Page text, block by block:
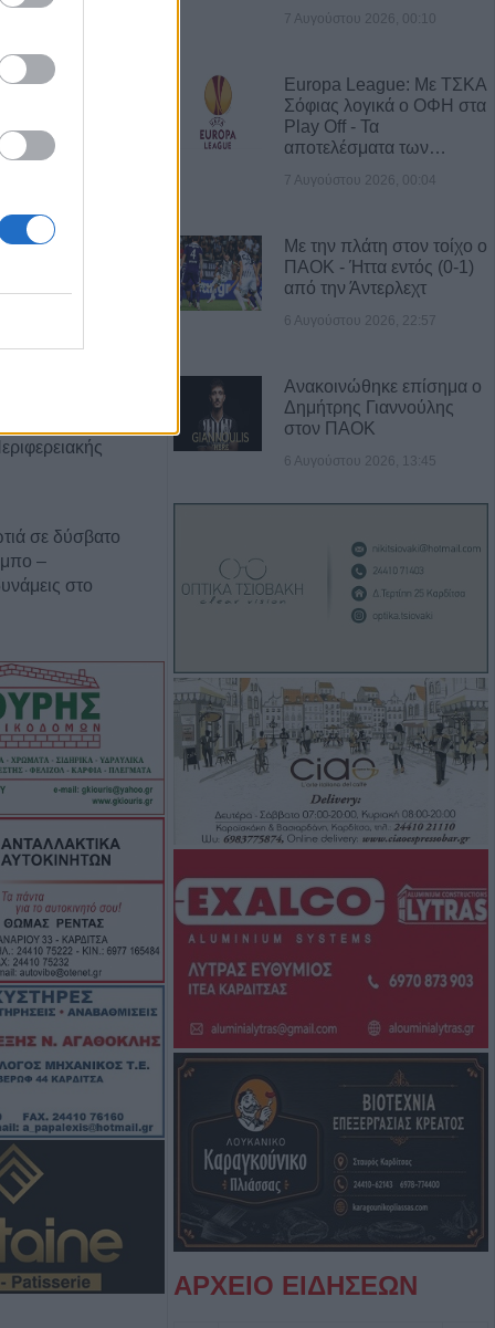
ΝΕΑ
- Στο
Πολιτών:
φορέα
σε δύσβατο
–
στο
σε
στο Στεφάνι
η κηδεία
- Αδάμου
του
επιβάτες
λιμάνια
πόροι 12,5
προστασία της
το Υπ.
στέγη
Θεσσαλίας
του έργου
ζημιών στο
Τ.Κ.
7 Αυγούστου 2026, 00:10
Europa League: Με ΤΣΚΑ
Σόφιας λογικά ο ΟΦΗ στα
Play Off - Τα
αποτελέσματα των…
7 Αυγούστου 2026, 00:04
Με την πλάτη στον τοίχο ο
ΠΑΟΚ - Ήττα εντός (0-1)
από την Άντερλεχτ
6 Αυγούστου 2026, 22:57
Ανακοινώθηκε επίσημα ο
Δημήτρης Γιαννούλης
στον ΠΑΟΚ
6 Αυγούστου 2026, 13:45
ΑΡΧΕΙΟ ΕΙΔΗΣΕΩΝ